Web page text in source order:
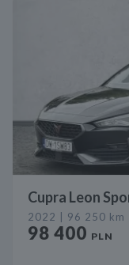
Cupra Leon
2022 | 96 250 km
98 400 PLN